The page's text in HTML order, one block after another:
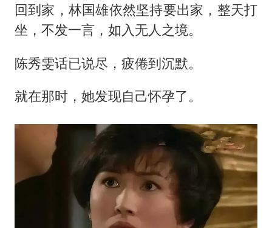
回到家，林国雄依然坚持要出家，整天打
坐，不发一言，如入无人之境。
陈秀雯话已说尽，疲倦到沉默。
就在那时，她发现自己怀孕了。